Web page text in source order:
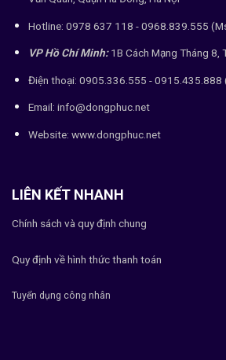
Hotline: 0978 637 118 - 0968.839.555
VP Hồ Chí Minh:1B Cách Mạng Tháng 8,
Điện thoại: 0905.336.555 - 0915.435.888
Email: info@dongphuc.net
Website: www.dongphuc.net
LIÊN KẾT NHANH
Chính sách và quy định chung
Quy định về hình thức thanh toán
Tuyển dụng công nhân